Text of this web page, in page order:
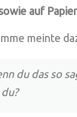
auf
meinte
du das so